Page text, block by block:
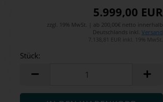
5.999,00 EUR
zzgl. 19% MwSt. | ab 200,00€ netto innerhalb
Deutschlands inkl. Versand
7.138,81 EUR inkl. 19% MwSt.
Stück:
Stück